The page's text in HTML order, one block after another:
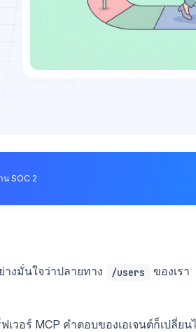
น SOC 2
างมั่นใจว่าปลายทาง /users
ของเรา
อร์ MCP คำตอบของเอเจนต์ก็เปลี่ยน